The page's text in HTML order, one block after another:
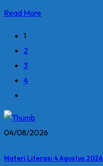
Read More
1
2
3
4
04/08/2026
Materi Literasi 4 Agustus 2026